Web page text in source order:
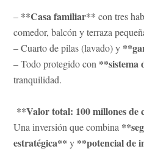
– **Casa familiar** con tres
comedor, balcón y terraza
– Cuarto de pilas (lavado) y
– Todo protegido con **sistema
tranquilidad.
**Valor total: 100 millones de
Una inversión que combina
estratégica** y **potencial de